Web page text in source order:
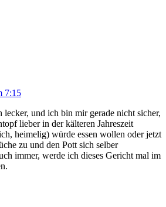
7:15
und ich bin mir gerade nicht sicher,
lieber in der kälteren Jahreszeit
heimelig) würde essen wollen oder jetzt
zu und den Pott sich selber
immer, werde ich dieses Gericht mal im